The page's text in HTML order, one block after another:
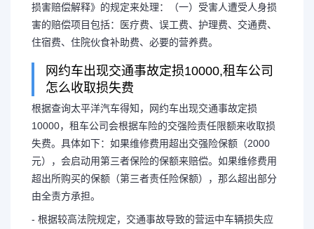
损害赔偿解释》的规定来处理：（一）受害人遭受人身损
害的赔偿项目包括：医疗费、误工费、护理费、交通费、
住宿费、住院伙食补助费、必要的营养费。
网约车出现交通事故定损10000,租车公司
怎么收取损失费
根据查询太平洋汽车得知，网约车出现交通事故定损
10000，租车公司会根据车险的交强险责任限额来收取损
失费。具体如下：如果维修费用超出交强险保额（2000
元），会启动用第三者保险的保额来赔偿。如果维修费用
超出所购买的保额（第三者责任险保额），那么超出部分
由全责方承担。
- 根据较高法院规定，交通事故导致的营运中车辆损失应
长按图片识别二维